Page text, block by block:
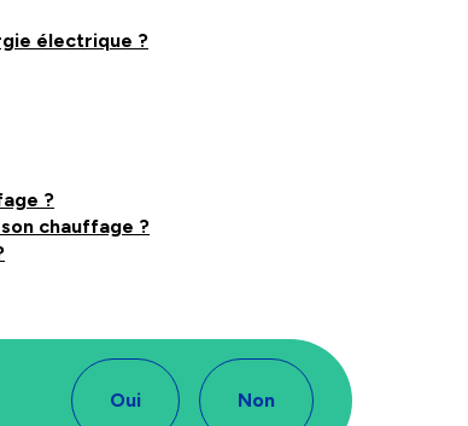
électrique ?
?
chauffage ?
Oui Non